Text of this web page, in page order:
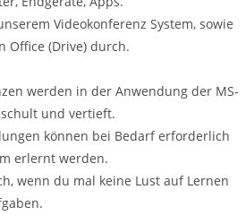
Videokonferenz System, sowie
Office (Drive) durch.
werden in der Anwendung der MS-
und vertieft.
können bei Bedarf erforderlich
erlernt werden.
wenn du mal keine Lust auf Lernen